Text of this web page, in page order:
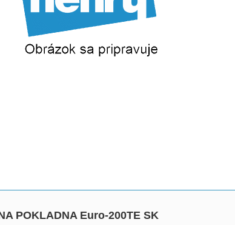
POKLADNA Euro-200TE SK